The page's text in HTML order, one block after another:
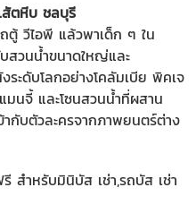
สัตหีบ ชลบุรี
ตู้ วีไอพี แล้วพาเด็ก ๆ ใน
สวนน้ำขนาดใหญ่และ
ระดับโลกอย่างโคลัมเบีย พิคเจ
นจี้ และโซนสวนน้ำที่ผสาน
ากับตัวละครจากภาพยนตร์ต่าง
สำหรับมินิบัส เช่า,รถบัส เช่า